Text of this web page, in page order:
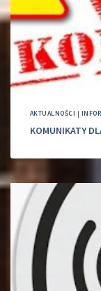
AKTUALNOŚCI |
KOMUNIKATY